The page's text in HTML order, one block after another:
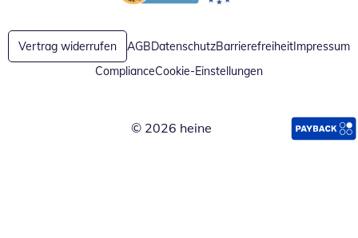
Öffnet in neuem FensterÖffnet in neuem Fenster
Vertrag widerrufen AGBDatenschutzBarrierefreiheitImpressum
ComplianceCookie-Einstellungen
© 2026 heine